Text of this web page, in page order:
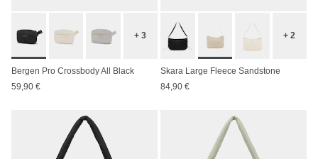
+ 3
Bergen Pro Crossbody All Black
59,90 €
+ 2
Skara Large Fleece Sandstone
84,90 €